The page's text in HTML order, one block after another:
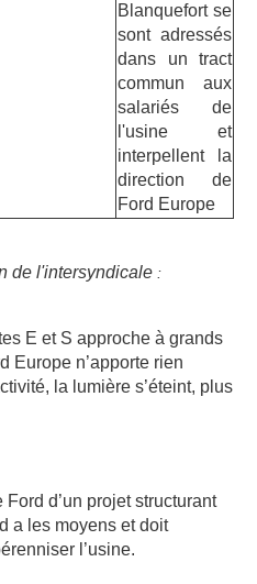
Blanquefort se
sont adressés
dans un tract
commun aux
salariés de
l'usine et
interpellent la
direction de
Ford Europe
de l'intersyndicale :
E et S approche à grands
Europe n’apporte rien
la lumière s’éteint, plus
d’un projet structurant
a les moyens et doit
l’usine.